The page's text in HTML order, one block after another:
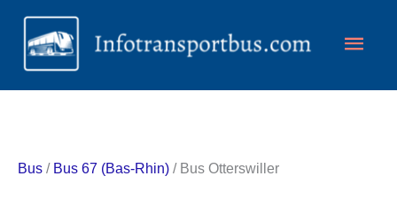
Aller
contenu
Bus / Bus 67 (Bas-Rhin) / Bus Otterswiller